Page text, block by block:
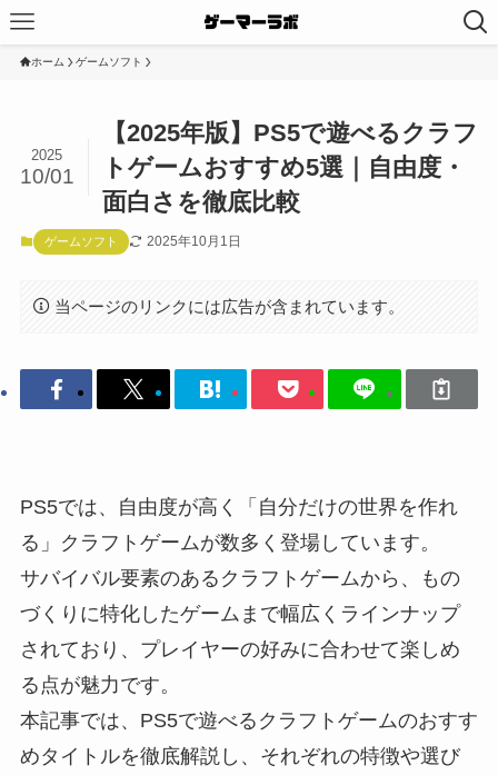
ホーム ゲームソフト
【2025年版】PS5で遊べるクラフ
トゲームおすすめ5選｜自由度・
面白さを徹底比較
2025
10/01
ゲームソフト 2025年10月1日
当ページのリンクには広告が含まれています。
PS5では、自由度が高く「自分だけの世界を作れ
る」クラフトゲームが数多く登場しています。
サバイバル要素のあるクラフトゲームから、もの
づくりに特化したゲームまで幅広くラインナップ
されており、プレイヤーの好みに合わせて楽しめ
る点が魅力です。
本記事では、PS5で遊べるクラフトゲームのおすす
めタイトルを徹底解説し、それぞれの特徴や選び